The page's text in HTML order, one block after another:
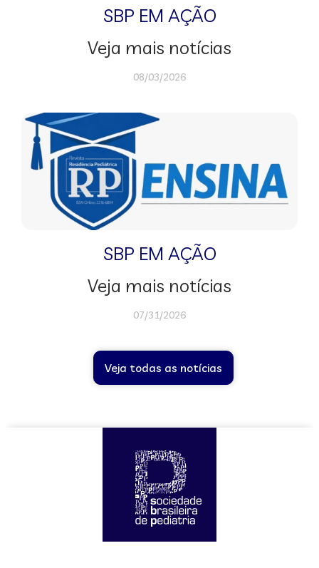
SBP EM AÇÃO
Veja mais notícias
08/03/2026
SBP EM AÇÃO
Veja mais notícias
07/31/2026
Veja todas as notícias